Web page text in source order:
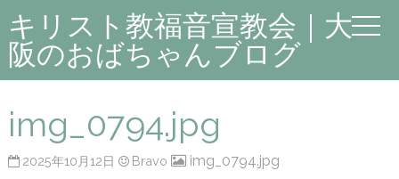
キリスト教福音宣教会｜大
阪のおばちゃんブログ
img_0794.jpg
2025年10月12日 Bravo img_0794.jpg